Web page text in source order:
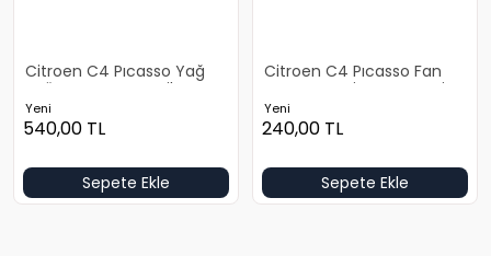
Citroen C4 Pıcasso Yağ
Soğutucu Otomatik
Şanzuman Yeni Yan
Sanayi
Yeni
540,00 TL
Sepete Ekle
Citroen C4 Pıcasso Fan
Motoru Yeni Yan Sanayi
Yeni
240,00 TL
Sepete Ekle